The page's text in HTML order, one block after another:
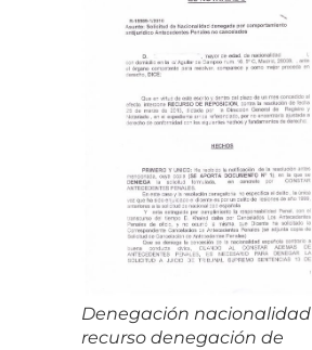
Denegación nacionalidad
recurso denegación de